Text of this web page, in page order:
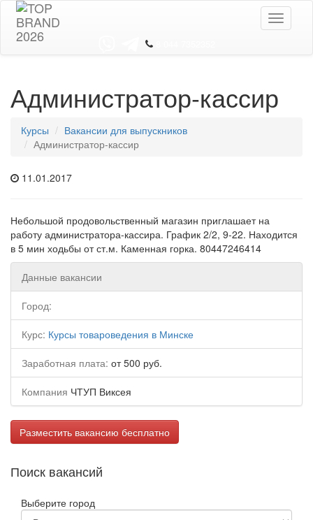
Toggle
Администратор-кассир
Курсы
Вакансии для выпускников
Администратор-кассир
11.01.2017
Небольшой продовольственный магазин приглашает на
работу администратора-кассира. График 2/2, 9-22. Находится
в 5 мин ходьбы от ст.м. Каменная горка. 80447246414
Данные вакансии
Город:
Курс: Курсы товароведения в Минске
Заработная плата: от 500 руб.
Компания ЧТУП Виксея
Разместить вакансию бесплатно
Поиск вакансий
Выберите город